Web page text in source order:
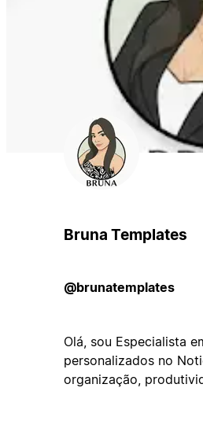
Bruna Templates
@brunatemplates
Olá, sou Especialista
personalizados no
organização,